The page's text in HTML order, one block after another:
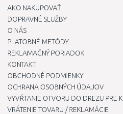
AKO NAKUPOVAŤ
DOPRAVNÉ SLUŽBY
O NÁS
PLATOBNÉ METÓDY
REKLAMAČNÝ PORIADOK
KONTAKT
OBCHODNÉ PODMIENKY
OCHRANA OSOBNÝCH ÚDAJOV
VYVŔTANIE OTVORU DO DREZU PRE
VRÁTENIE TOVARU / REKLAMÁCIE